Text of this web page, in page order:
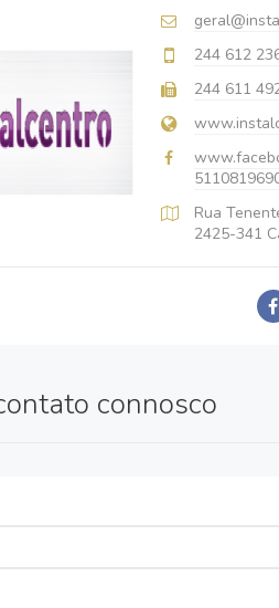
244 612
244 611
Rua
2425-341
connosco